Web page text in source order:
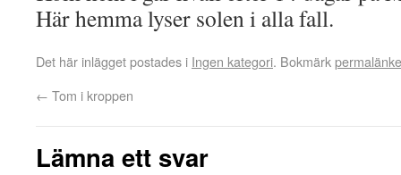
Här hemma lyser solen i alla fall.
Det här inlägget postades i Ingen kategori. Bokmärk
← Tom i kroppen
Lämna ett svar